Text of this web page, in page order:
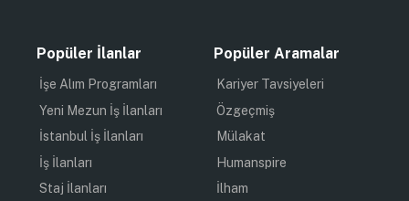
Popüler İlanlar
İşe Alım Programları
Yeni Mezun İş İlanları
İstanbul İş İlanları
İş İlanları
Staj İlanları
Popüler Aramalar
Kariyer Tavsiyeleri
Özgeçmiş
Mülakat
Humanspire
İlham